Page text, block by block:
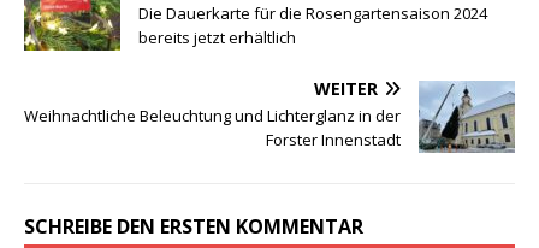
Die Dauerkarte für die Rosengartensaison 2024
bereits jetzt erhältlich
WEITER
Weihnachtliche Beleuchtung und Lichterglanz in der
Forster Innenstadt
SCHREIBE DEN ERSTEN KOMMENTAR